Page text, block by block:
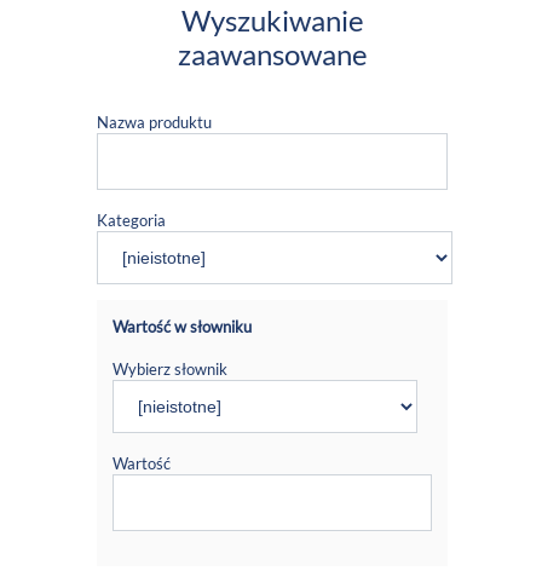
Wyszukiwanie
zaawansowane
Nazwa produktu
Kategoria
Wartość w słowniku
Wybierz słownik
Wartość